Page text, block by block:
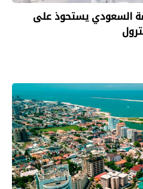
السعودي يستحوذ على